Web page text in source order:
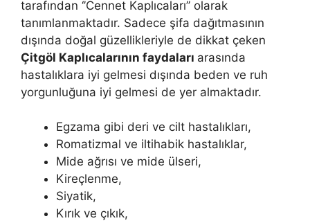
tarafından ‘’Cennet Kaplıcaları’’ olarak
tanımlanmaktadır. Sadece şifa dağıtmasının
dışında doğal güzellikleriyle de dikkat çeken
Çitgöl Kaplıcalarının faydaları arasında
hastalıklara iyi gelmesi dışında beden ve ruh
yorgunluğuna iyi gelmesi de yer almaktadır.
Egzama gibi deri ve cilt hastalıkları,
Romatizmal ve iltihabik hastalıklar,
Mide ağrısı ve mide ülseri,
Kireçlenme,
Siyatik,
Kırık ve çıkık,